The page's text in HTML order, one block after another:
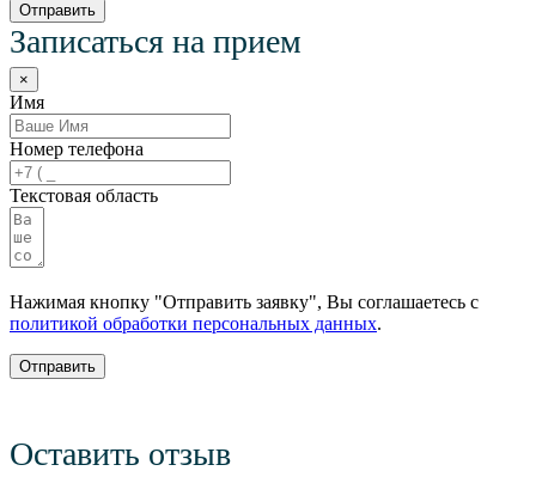
Отправить
Записаться на прием
×
Имя
Номер телефона
Текстовая область
Нажимая кнопку "Отправить заявку", Вы соглашаетесь с
политикой обработки персональных данных.
Отправить
Оставить отзыв